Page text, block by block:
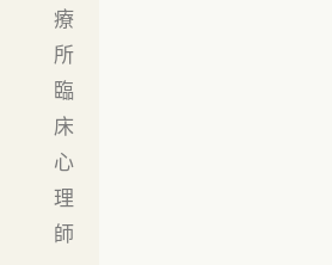
療
所
臨
床
心
理
師